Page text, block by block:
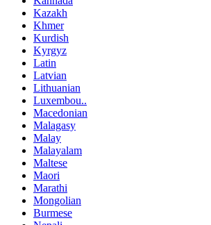
Kazakh
Khmer
Kurdish
Kyrgyz
Latin
Latvian
Lithuanian
Luxembou..
Macedonian
Malagasy
Malay
Malayalam
Maltese
Maori
Marathi
Mongolian
Burmese